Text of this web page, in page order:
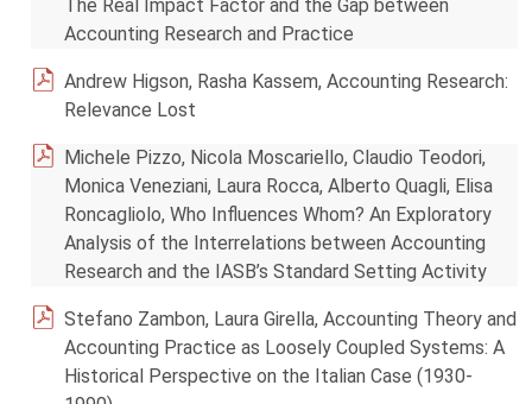
The Real Impact Factor and the Gap between
Accounting Research and Practice
Andrew Higson, Rasha Kassem, Accounting Research:
Relevance Lost
Michele Pizzo, Nicola Moscariello, Claudio Teodori,
Monica Veneziani, Laura Rocca, Alberto Quagli, Elisa
Roncagliolo, Who Influences Whom? An Exploratory
Analysis of the Interrelations between Accounting
Research and the IASB’s Standard Setting Activity
Stefano Zambon, Laura Girella, Accounting Theory and
Accounting Practice as Loosely Coupled Systems: A
Historical Perspective on the Italian Case (1930-